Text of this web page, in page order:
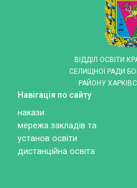
ВІДДІЛ ОСВІТИ
СЕЛИЩНОЇ РАДИ
РАЙОНУ
Навігація по сайту
накази
мережа закладів та
установ освіти
дистанційна освіта